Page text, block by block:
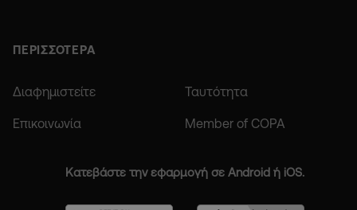
ΠΕΡΙΣΣΟΤΕΡΑ
Διαφημιστείτε Ταυτότητα
Επικοινωνία Member of COPA
Κατεβάστε την εφαρμογή σε Android ή iOS.